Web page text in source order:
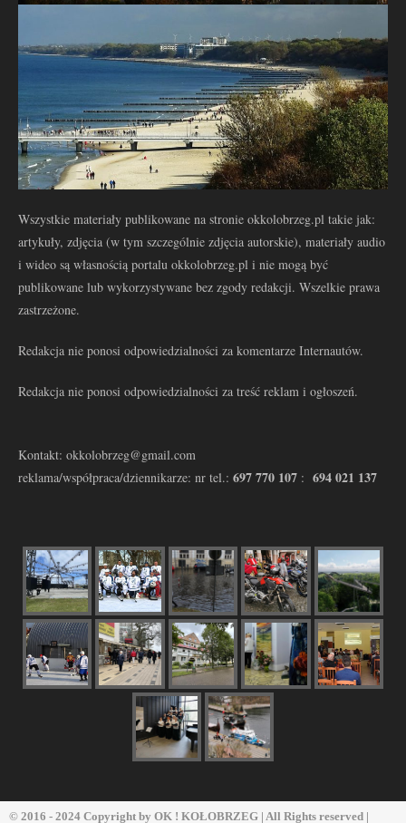
Wszystkie materiały publikowane na stronie okkolobrzeg.pl takie jak:
artykuły, zdjęcia (w tym szczególnie zdjęcia autorskie), materiały audio
i wideo są własnością portalu okkolobrzeg.pl i nie mogą być
publikowane lub wykorzystywane bez zgody redakcji. Wszelkie prawa
zastrzeżone.
Redakcja nie ponosi odpowiedzialności za komentarze Internautów.
Redakcja nie ponosi odpowiedzialności za treść reklam i ogłoszeń.
Kontakt: okkolobrzeg@gmail.com
reklama/współpraca/dziennikarze: nr tel.: 697 770 107 : 694 021 137
© 2016 - 2024 Copyright by OK ! KOŁOBRZEG | All Rights reserved |